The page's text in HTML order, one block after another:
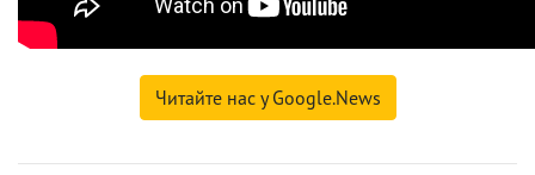
Читайте нас у Google.News